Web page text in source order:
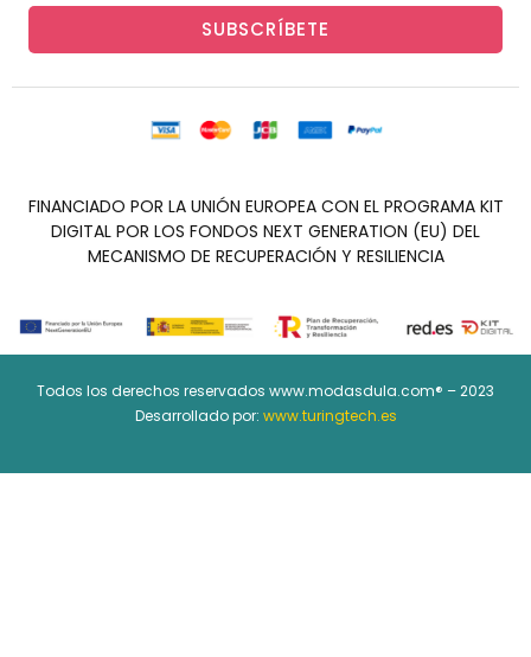
SUBSCRÍBETE
FINANCIADO POR LA UNIÓN EUROPEA CON EL PROGRAMA KIT
DIGITAL POR LOS FONDOS NEXT GENERATION (EU) DEL
MECANISMO DE RECUPERACIÓN Y RESILIENCIA
Todos los derechos reservados www.modasdula.com® – 2023
Desarrollado por: www.turingtech.es